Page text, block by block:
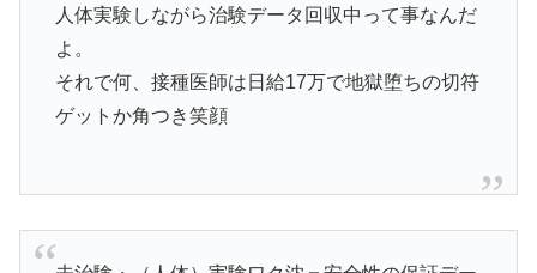
人体実験しながら治験データ回収中って事なんだ
よ。
それで何、接種医師は日給17万で地獄堕ちの切符
ゲットか角つき笑顔